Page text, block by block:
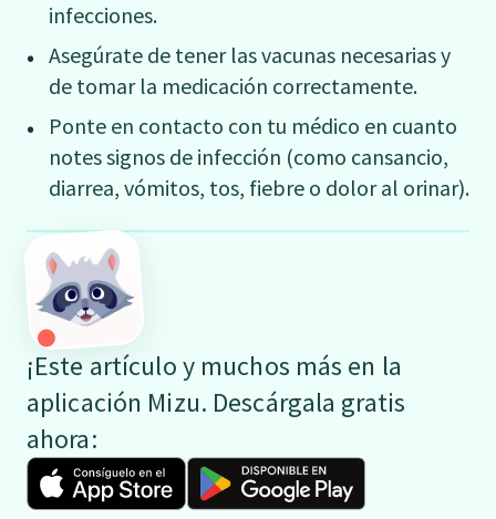
infecciones.
Asegúrate de tener las vacunas necesarias y
de tomar la medicación correctamente.
Ponte en contacto con tu médico en cuanto
notes signos de infección (como cansancio,
diarrea, vómitos, tos, fiebre o dolor al orinar).
¡Este artículo y muchos más en la
aplicación Mizu. Descárgala gratis
ahora: